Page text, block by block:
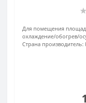
Для помещения
охлаждение/обогрев/
Страна производитель: